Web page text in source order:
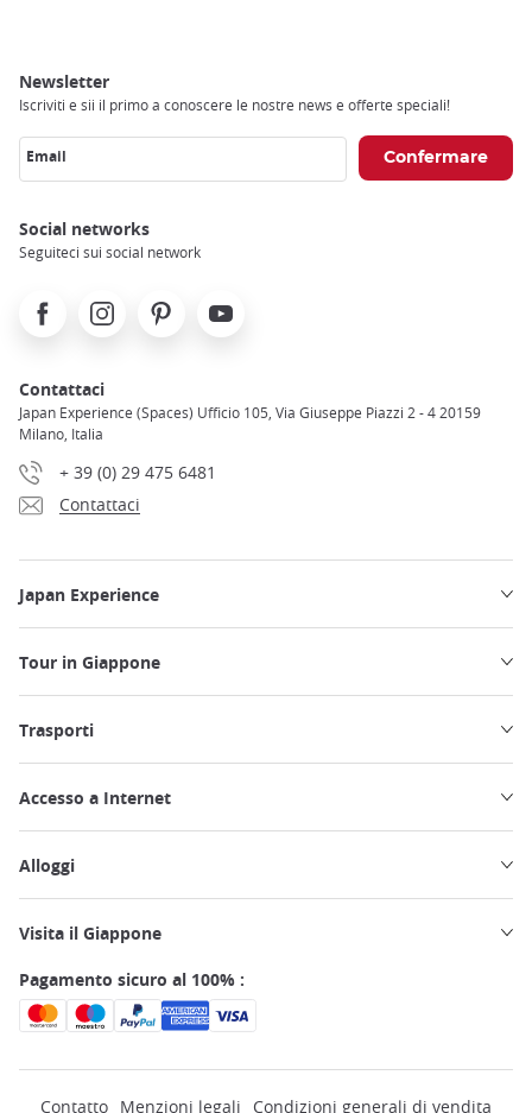
Newsletter
Iscriviti e sii il primo a conoscere le nostre news e offerte speciali!
Email
Social networks
Seguiteci sui social network
FacebookInstagramPinterest Youtube
Contattaci
Japan Experience (Spaces) Ufficio 105, Via Giuseppe Piazzi 2 - 4 20159
Milano, Italia
+ 39 (0) 29 475 6481
Contattaci
Japan Experience
Tour in Giappone
Trasporti
Accesso a Internet
Alloggi
Visita il Giappone
Pagamento sicuro al 100% :
Contatto Menzioni legali Condizioni generali di vendita